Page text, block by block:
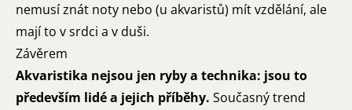
nemusí znát noty nebo (u akvaristů) mít vzdělání, ale
mají to v srdci a v duši.
Závěrem
Akvaristika nejsou jen ryby a technika: jsou to
především lidé a jejich příběhy. Současný trend